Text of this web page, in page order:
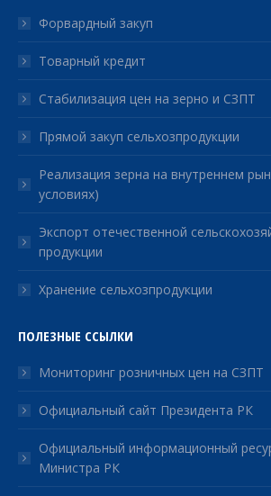
Форвардный закуп
Товарный кредит
Стабилизация цен на зерно и СЗПТ
Прямой закуп сельхозпродукции
Реализация зерна на внутреннем
условиях)
Экспорт отечественной
продукции
Хранение сельхозпродукции
ПОЛЕЗНЫЕ ССЫЛКИ
Мониторинг розничных цен на СЗПТ
Официальный сайт Президента РК
Официальный информационный
Министра РК